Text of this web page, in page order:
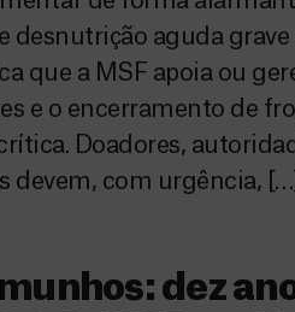
desnutrição aguda
que a MSF apoia ou
e o encerramento de
Doadores,
devem, com urgência, […]
dez